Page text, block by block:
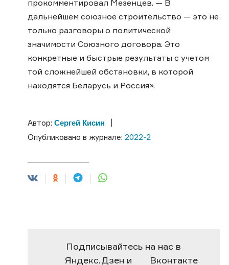
прокомментировал Мезенцев. — В
дальнейшем союзное строительство — это не
только разговоры о политической
значимости Союзного договора. Это
конкретные и быстрые результаты с учетом
той сложнейшей обстановки, в которой
находятся Беларусь и Россия».
Автор: Сергей Кисин |
Опубликовано в журнале: 2022-2
Подписывайтесь на нас в
Яндекс.Дзен и Вконтакте